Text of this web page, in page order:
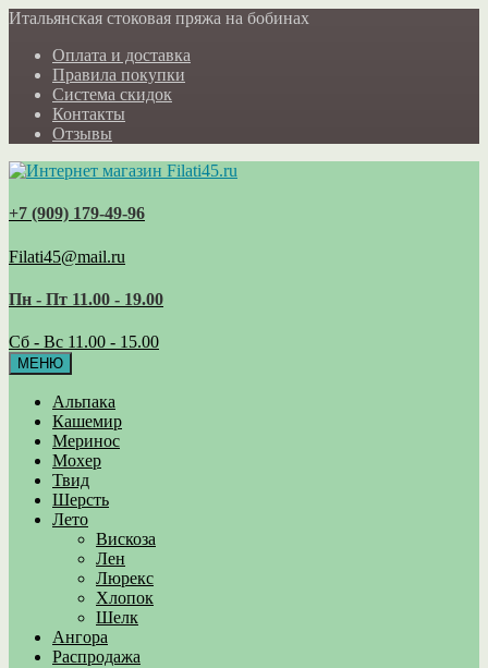
Итальянская стоковая пряжа на бобинах
Оплата и доставка
Правила покупки
Система скидок
Контакты
Отзывы
+7 (909) 179‑49-96
Filati45@mail.ru
Пн - Пт 11.00 - 19.00
Сб - Вс 11.00 - 15.00
МЕНЮ
Альпака
Кашемир
Меринос
Мохер
Твид
Шерсть
Лето
Вискоза
Лен
Люрекс
Хлопок
Шелк
Ангора
Распродажа